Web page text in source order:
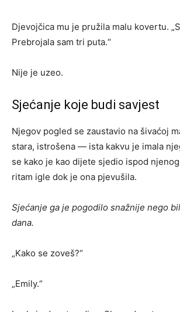
Djevojčica mu je pružila malu kovertu.
Prebrojala sam tri puta.“
Nije je uzeo.
Sjećanje koje budi savjest
Njegov pogled se zaustavio na šivaćoj
stara, istrošena — ista kakvu je imala
se kako je kao dijete sjedio ispod
ritam igle dok je ona pjevušila.
Sjećanje ga je pogodilo snažnije nego
dana.
„Kako se zoveš?“
„Emily.“